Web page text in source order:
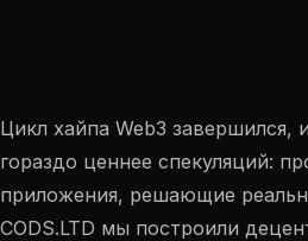
Цикл хайпа Web3 завершился,
гораздо ценнее спекуляций:
приложения, решающие
CODS.LTD мы построили